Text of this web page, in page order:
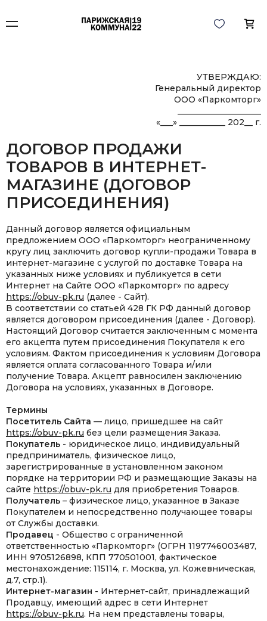
УТВЕРЖДАЮ:
Генеральный директор
ООО «Паркомторг»
«___» ___________ 202__ г.
ДОГОВОР ПРОДАЖИ
ТОВАРОВ В ИНТЕРНЕТ-
МАГАЗИНЕ (ДОГОВОР
ПРИСОЕДИНЕНИЯ)
Данный договор является официальным
предложением ООО «Паркомторг» неограниченному
кругу лиц заключить договор купли-продажи Товара в
интернет-магазине c услугой по доставке Товара на
указанных ниже условиях и публикуется в сети
Интернет на Сайте ООО «Паркомторг» по адресу
https://obuv-pk.ru (далее - Сайт).
В соответствии со статьей 428 ГК РФ данный договор
является договором присоединения (далее - Договор).
Настоящий Договор считается заключенным с момента
его акцепта путем присоединения Покупателя к его
условиям. Фактом присоединения к условиям Договора
является оплата согласованного Товара и/или
получение Товара. Акцепт равносилен заключению
Договора на условиях, указанных в Договоре.
Термины
Посетитель Сайта — лицо, пришедшее на сайт
https://obuv-pk.ru без цели размещения Заказа.
Покупатель - юридическое лицо, индивидуальный
предприниматель, физическое лицо,
зарегистрированные в установленном законом
порядке на территории РФ и размещающие Заказы на
сайте https://obuv-pk.ru для приобретения Товаров.
Получатель – физическое лицо, указанное в Заказе
Покупателем и непосредственно получающее товары
от Службы доставки.
Продавец - Общество с ограниченной
ответственностью «Паркомторг» (ОГРН 1197746003487,
ИНН 9705126898, КПП 770501001, фактическое
местонахождение: 115114, г. Москва, ул. Кожевническая,
д.7, стр.1).
Интернет-магазин - Интернет-сайт, принадлежащий
Продавцу, имеющий адрес в сети Интернет
https://obuv-pk.ru. На нем представлены товары,